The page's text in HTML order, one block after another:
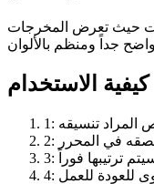
حيث تعرض المخرجات
كيفية الاستخدام